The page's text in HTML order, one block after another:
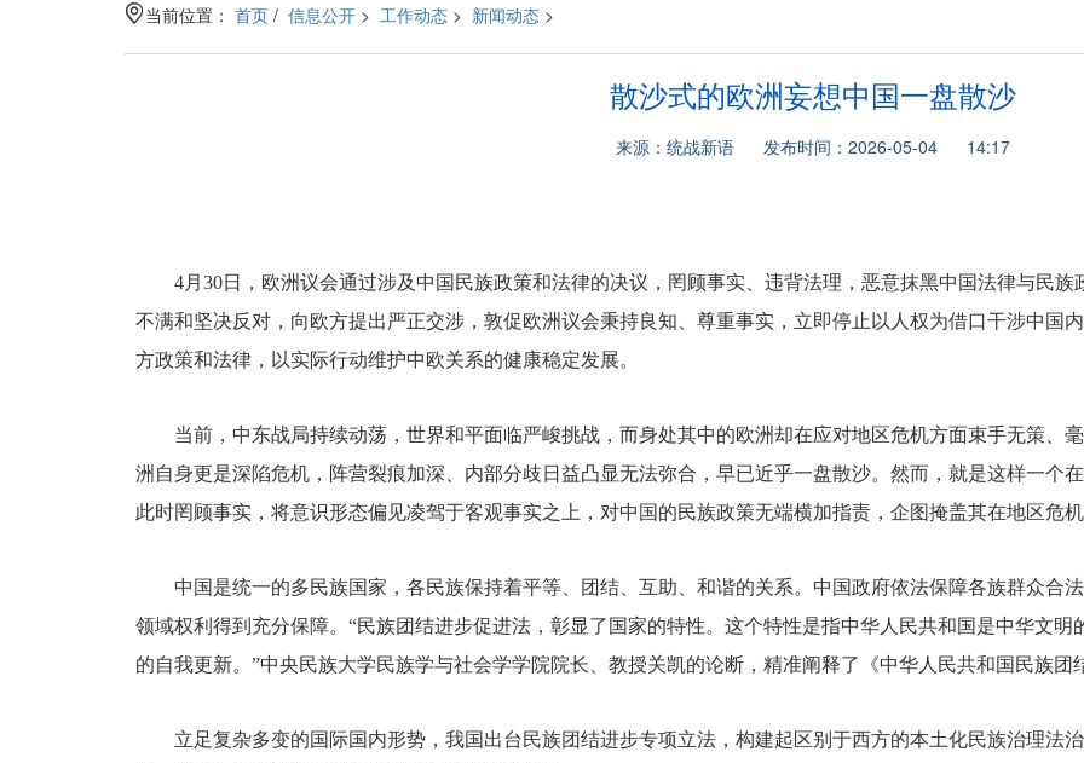
当前位置： 首页 / 信息公开 > 工作动态 > 新闻动态 >
散沙式的欧洲妄想中国一盘散沙
来源：统战新语 发布时间：2026-05-04 14:17
4月30日，欧洲议会通过涉及中国民族政策和法律的决议，罔顾事实、违背法理，恶意抹黑中国法律与民
不满和坚决反对，向欧方提出严正交涉，敦促欧洲议会秉持良知、尊重事实，立即停止以人权为借口干涉中国
方政策和法律，以实际行动维护中欧关系的健康稳定发展。
当前，中东战局持续动荡，世界和平面临严峻挑战，而身处其中的欧洲却在应对地区危机方面束手无策、
洲自身更是深陷危机，阵营裂痕加深、内部分歧日益凸显无法弥合，早已近乎一盘散沙。然而，就是这样一个
此时罔顾事实，将意识形态偏见凌驾于客观事实之上，对中国的民族政策无端横加指责，企图掩盖其在地区危
中国是统一的多民族国家，各民族保持着平等、团结、互助、和谐的关系。中国政府依法保障各族群众合
领域权利得到充分保障。“民族团结进步促进法，彰显了国家的特性。这个特性是指中华人民共和国是中华文
的自我更新。”中央民族大学民族学与社会学学院院长、教授关凯的论断，精准阐释了《中华人民共和国民族
立足复杂多变的国际国内形势，我国出台民族团结进步专项立法，构建起区别于西方的本土化民族治理法